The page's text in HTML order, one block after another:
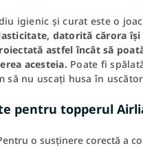
igienic și curat este o
datorită cărora
astfel încât să
acesteia. Poate fi
să nu uscați husa în
pentru topperul
o susținere corectă a